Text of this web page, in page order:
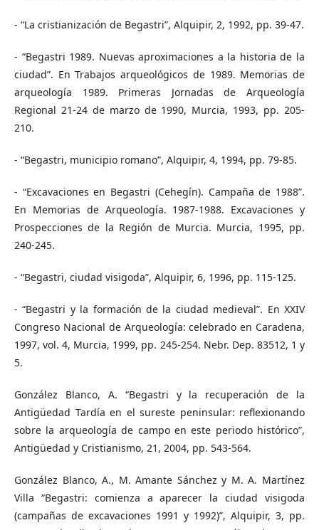
- “La cristianización de Begastri”, Alquipir, 2, 1992, pp. 39-47.
- “Begastri 1989. Nuevas aproximaciones a la historia de la
ciudad”. En Trabajos arqueológicos de 1989. Memorias de
arqueología 1989. Primeras Jornadas de Arqueología
Regional 21-24 de marzo de 1990, Murcia, 1993, pp. 205-
210.
- “Begastri, municipio romano”, Alquipir, 4, 1994, pp. 79-85.
- “Excavaciones en Begastri (Cehegín). Campaña de 1988”.
En Memorias de Arqueología. 1987-1988. Excavaciones y
Prospecciones de la Región de Murcia. Murcia, 1995, pp.
240-245.
- “Begastri, ciudad visigoda”, Alquipir, 6, 1996, pp. 115-125.
- “Begastri y la formación de la ciudad medieval”. En XXIV
Congreso Nacional de Arqueología: celebrado en Caradena,
1997, vol. 4, Murcia, 1999, pp. 245-254. Nebr. Dep. 83512, 1 y
5.
González Blanco, A. “Begastri y la recuperación de la
Antigüedad Tardía en el sureste peninsular: reflexionando
sobre la arqueología de campo en este periodo histórico”,
Antigüedad y Cristianismo, 21, 2004, pp. 543-564.
González Blanco, A., M. Amante Sánchez y M. A. Martínez
Villa “Begastri: comienza a aparecer la ciudad visigoda
(campañas de excavaciones 1991 y 1992)”, Alquipir, 3, pp.